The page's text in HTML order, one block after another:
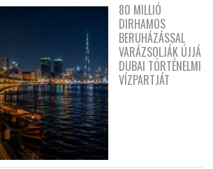
80 MILLIÓ
DIRHAMOS
BERUHÁZÁSSAL
VARÁZSOLJÁK ÚJJÁ
DUBAI TÖRTÉNELMI
VÍZPARTJÁT